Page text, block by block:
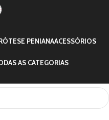
PENIANAACESSÓRIOS
AS CATEGORIAS